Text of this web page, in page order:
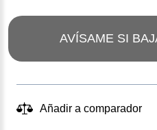
AVÍSAME SI
Añadir a comparador